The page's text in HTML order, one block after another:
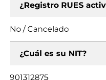
¿Registro RUES
No / Cancelado
¿Cuál es su NIT?
901312875